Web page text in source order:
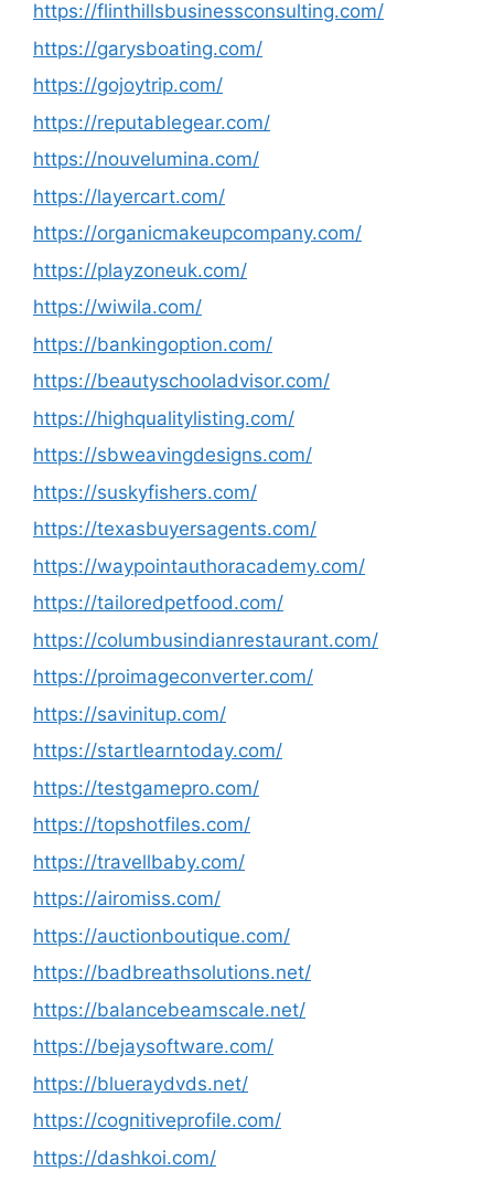
https://flinthillsbusinessconsulting.com/
https://garysboating.com/
https://gojoytrip.com/
https://reputablegear.com/
https://nouvelumina.com/
https://layercart.com/
https://organicmakeupcompany.com/
https://playzoneuk.com/
https://wiwila.com/
https://bankingoption.com/
https://beautyschooladvisor.com/
https://highqualitylisting.com/
https://sbweavingdesigns.com/
https://suskyfishers.com/
https://texasbuyersagents.com/
https://waypointauthoracademy.com/
https://tailoredpetfood.com/
https://columbusindianrestaurant.com/
https://proimageconverter.com/
https://savinitup.com/
https://startlearntoday.com/
https://testgamepro.com/
https://topshotfiles.com/
https://travellbaby.com/
https://airomiss.com/
https://auctionboutique.com/
https://badbreathsolutions.net/
https://balancebeamscale.net/
https://bejaysoftware.com/
https://blueraydvds.net/
https://cognitiveprofile.com/
https://dashkoi.com/